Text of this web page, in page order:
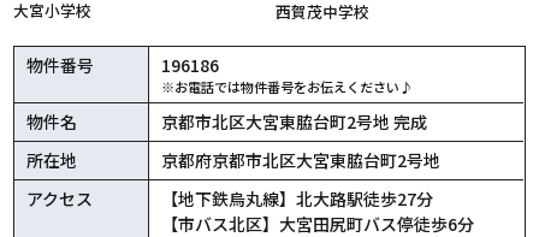
大宮小学校 西賀茂中学校
物件番号 196186
※お電話では物件番号をお伝えください♪
物件名
京都市北区大宮東脇台町2号地 完成
所在地
京都府京都市北区大宮東脇台町2号地
アクセス
【地下鉄烏丸線】北大路駅徒歩27分
【市バス北区】大宮田尻町バス停徒歩6分